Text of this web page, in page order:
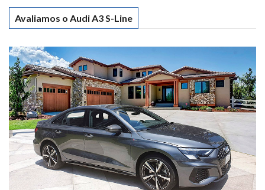
Avaliamos o Audi A3 S-Line